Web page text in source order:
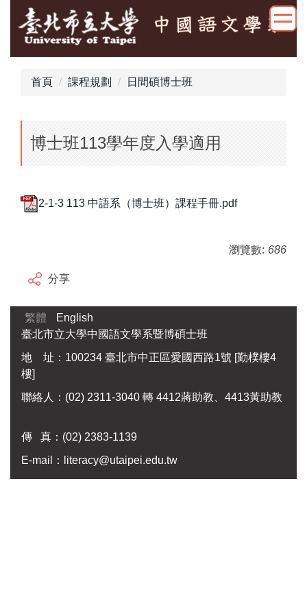
要
首頁 課程規劃 日間碩博士班
博士班113學年度入學適用
2-1-3 113 中語系（博士班）課程手冊.pdf
瀏覽數: 686
分享
繁體
English
臺北市立大學中國語文學系暨博碩士班
地 址：100234 臺北市中正區愛國西路1號 [勤樸樓4
樓]
聯絡人：(02) 2311-3040 轉 4412蔣助教、4413黃助教
傳 真： (02) 2383-1139
E-mail：
literacy@utaipei.edu.tw